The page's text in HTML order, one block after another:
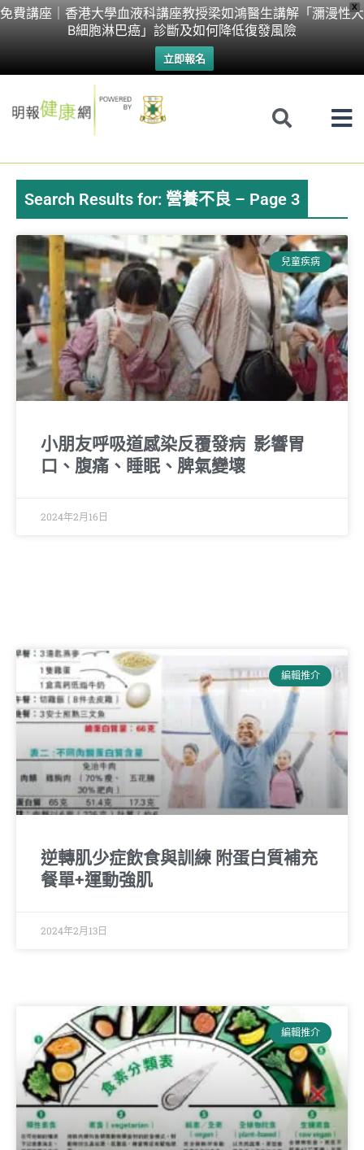
X
免費講座｜香港大學血液科講座教授梁如鴻醫生講解「瀰漫性大
B細胞淋巴癌」診斷及如何降低復發風險
立即報名
Skip
Search Results for: 營養不良 – Page 3
兒童疾病
小朋友呼吸道感染反覆發病 影響胃
口、腹痛、睡眠、脾氣變壞
2024年2月16日
編輯推介
逆轉肌少症飲食與訓練 附蛋白質補充
餐單+運動強肌
2024年2月13日
編輯推介
PagePagePagePagePage Page